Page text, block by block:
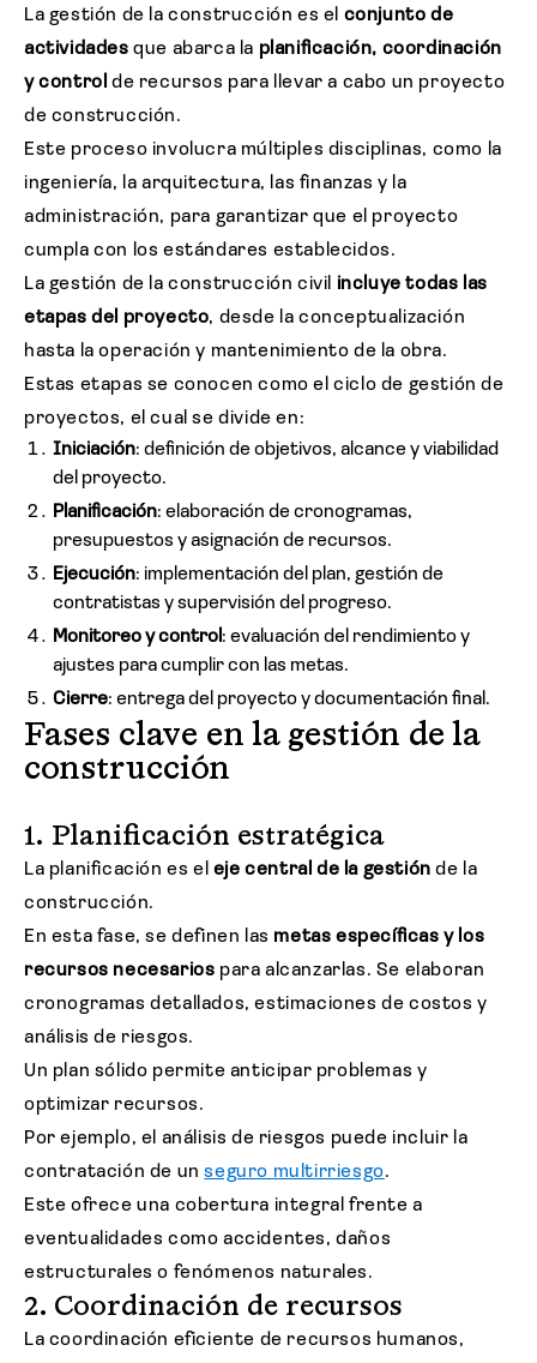
La gestión de la construcción es el conjunto de
actividades que abarca la planificación, coordinación
y control de recursos para llevar a cabo un proyecto
de construcción.
Este proceso involucra múltiples disciplinas, como la
ingeniería, la arquitectura, las finanzas y la
administración, para garantizar que el proyecto
cumpla con los estándares establecidos.
La gestión de la construcción civil incluye todas las
etapas del proyecto, desde la conceptualización
hasta la operación y mantenimiento de la obra.
Estas etapas se conocen como el ciclo de gestión de
proyectos, el cual se divide en:
Iniciación: definición de objetivos, alcance y viabilidad
del proyecto.
Planificación: elaboración de cronogramas,
presupuestos y asignación de recursos.
Ejecución: implementación del plan, gestión de
contratistas y supervisión del progreso.
Monitoreo y control : evaluación del rendimiento y
ajustes para cumplir con las metas.
Cierre: entrega del proyecto y documentación final.
Fases clave en la gestión de la
construcción
1. Planificación estratégica
La planificación es el eje central de la gestión de la
construcción.
En esta fase, se definen las metas específicas y los
recursos necesarios para alcanzarlas. Se elaboran
cronogramas detallados, estimaciones de costos y
análisis de riesgos.
Un plan sólido permite anticipar problemas y
optimizar recursos.
Por ejemplo, el análisis de riesgos puede incluir la
contratación de unseguro multirriesgo.
Este ofrece una cobertura integral frente a
eventualidades como accidentes, daños
estructurales o fenómenos naturales.
2. Coordinación de recursos
La coordinación eficiente de recursos humanos,